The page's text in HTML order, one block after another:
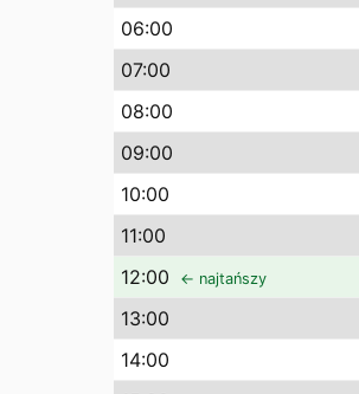
06:00
07:00
08:00
09:00
10:00
11:00
12:00 ← najtańszy
13:00
14:00